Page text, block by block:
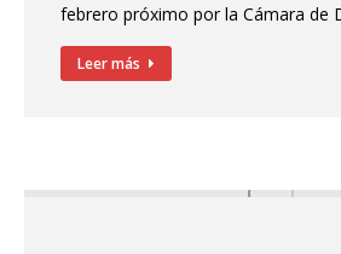
febrero próximo por la Cámara de
Leer más